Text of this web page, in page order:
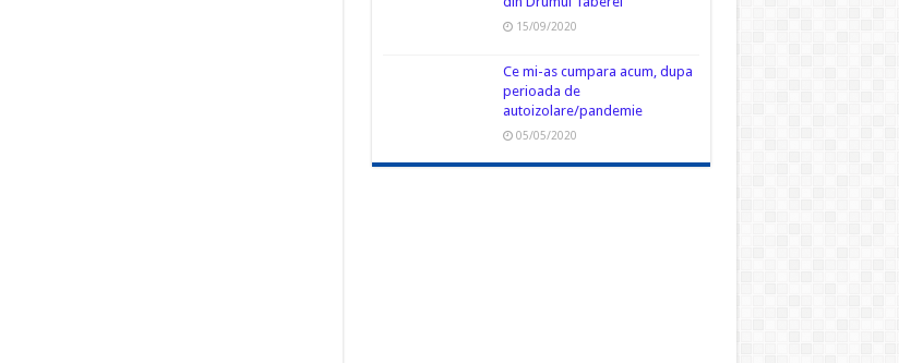
15/09/2020
Ce mi-as cumpara acum, dupa
perioada de
autoizolare/pandemie
05/05/2020